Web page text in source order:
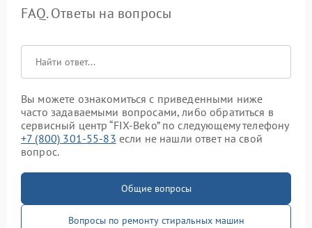
FAQ. Ответы на вопросы
Вы можете ознакомиться с приведенными ниже
часто задаваемыми вопросами, либо обратиться в
сервисный центр “FIX-Beko” по следующему телефону
+7 (800) 301-55-83 если не нашли ответ на свой
вопрос.
Общие вопросы
Вопросы по ремонту стиральных машин